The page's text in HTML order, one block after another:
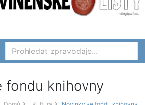
fondu knihovny